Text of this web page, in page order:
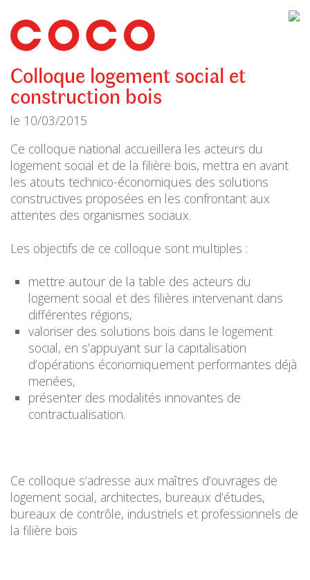
CoCo
Architecture
architecture,
urbanisme,
etc.
Colloque logement social et
construction bois
le 10/03/2015
Ce colloque national accueillera les acteurs du
logement social et de la filière bois, mettra en avant
les atouts technico-économiques des solutions
constructives proposées en les confrontant aux
attentes des organismes sociaux.
Les objectifs de ce colloque sont multiples :
mettre autour de la table des acteurs du
logement social et des filières intervenant dans
différentes régions,
valoriser des solutions bois dans le logement
social, en s’appuyant sur la capitalisation
d’opérations économiquement performantes déjà
menées,
présenter des modalités innovantes de
contractualisation.
Ce colloque s’adresse aux maîtres d’ouvrages de
logement social, architectes, bureaux d’études,
bureaux de contrôle, industriels et professionnels de
la filière bois